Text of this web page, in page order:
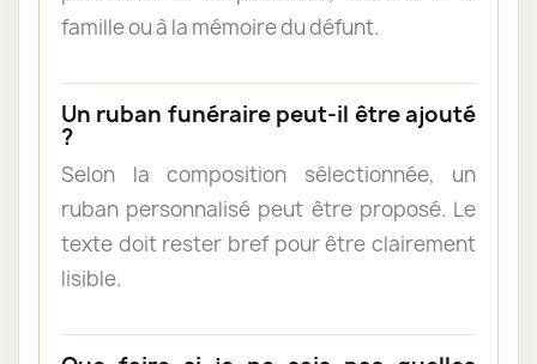
famille ou à la mémoire du défunt.
Un ruban funéraire peut-il être ajouté
?
Selon la composition sélectionnée, un
ruban personnalisé peut être proposé. Le
texte doit rester bref pour être clairement
lisible.